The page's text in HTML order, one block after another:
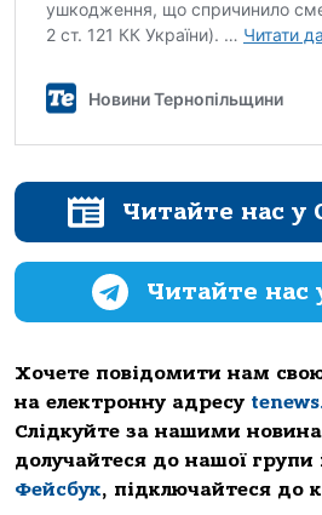
Читайте нас у
Читайте нас
Хочете повідомити нам
на електронну адресу
Слідкуйте за нашими
долучайтеся до нашої групи
Фейсбук, підключайтеся до